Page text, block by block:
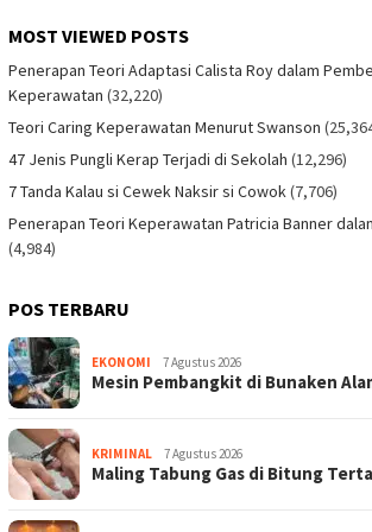
MOST VIEWED POSTS
Penerapan Teori Adaptasi Calista Roy dalam
Keperawatan (32,220)
Teori Caring Keperawatan Menurut Swanson
47 Jenis Pungli Kerap Terjadi di Sekolah (12,296)
7 Tanda Kalau si Cewek Naksir si Cowok(7,706)
Penerapan Teori Keperawatan Patricia Banner
(4,984)
POS TERBARU
EKONOMI 7 Agustus 2026
Mesin Pembangkit di Bunaken
KRIMINAL 7 Agustus 2026
Maling Tabung Gas di Bitung